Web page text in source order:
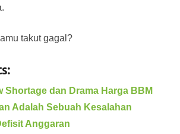
takut gagal?
Shortage dan Drama Harga BBM
Adalah Sebuah Kesalahan
Anggaran